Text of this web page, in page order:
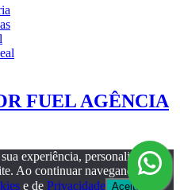
FUEL AGÊNCIA
experiência, personalizar
Ao continuar navegando, você
e de Privacidade Aceito